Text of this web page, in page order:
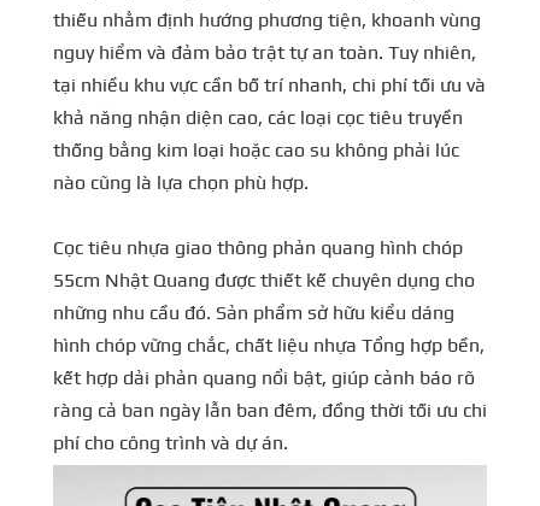
thiếu nhằm định hướng phương tiện, khoanh vùng
nguy hiểm và đảm bảo trật tự an toàn. Tuy nhiên,
tại nhiều khu vực cần bố trí nhanh, chi phí tối ưu và
khả năng nhận diện cao, các loại cọc tiêu truyền
thống bằng kim loại hoặc cao su không phải lúc
nào cũng là lựa chọn phù hợp.
Cọc tiêu nhựa giao thông phản quang hình chóp
55cm Nhật Quang được thiết kế chuyên dụng cho
những nhu cầu đó. Sản phẩm sở hữu kiểu dáng
hình chóp vững chắc, chất liệu nhựa Tổng hợp bền,
kết hợp dải phản quang nổi bật, giúp cảnh báo rõ
ràng cả ban ngày lẫn ban đêm, đồng thời tối ưu chi
phí cho công trình và dự án.